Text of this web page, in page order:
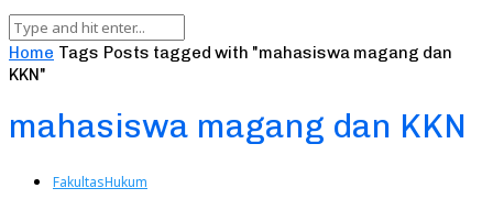
Home Tags Posts tagged with "mahasiswa magang dan
KKN"
mahasiswa magang dan KKN
FakultasHukum